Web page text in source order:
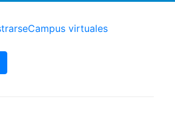
Campus virtuales